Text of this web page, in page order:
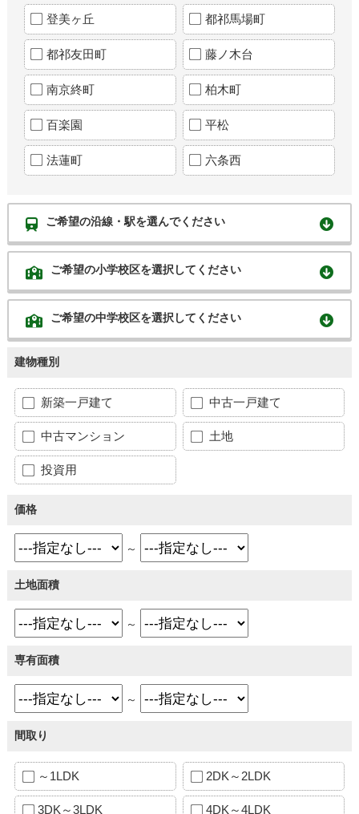
登美ヶ丘 都祁馬場町
都祁友田町 藤ノ木台
南京終町 柏木町
百楽園 平松
法蓮町 六条西
ご希望の沿線・駅を選んでください
ご希望の小学校区を選択してください
ご希望の中学校区を選択してください
建物種別
新築一戸建て 中古一戸建て
中古マンション 土地
投資用
価格
～
土地面積
～
専有面積
～
間取り
～1LDK 2DK～2LDK
3DK～3LDK 4DK～4LDK